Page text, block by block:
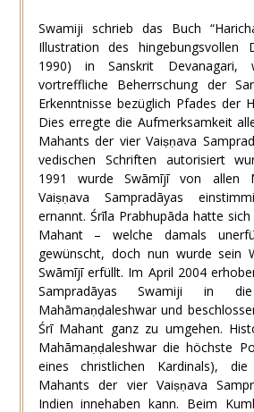
Swamiji schrieb das Buch
Illustration des hingebungsvollen
1990) in Sanskrit Devanagari,
vortreffliche Beherrschung der
Erkenntnisse bezüglich Pfades der
Dies erregte die Aufmerksamkeit
Mahants der vier Vaiṣṇava
vedischen Schriften autorisiert
1991 wurde Swāmījī von allen
Vaiṣṇava Sampradāyas
ernannt. Śrīla Prabhupāda hatte
Mahant – welche damals
gewünscht, doch nun wurde sein
Swāmījī erfüllt. Im April 2004
Sampradāyas Swamiji in
Mahāmaṇḍaleshwar und
Śrī Mahant ganz zu umgehen.
Mahāmaṇḍaleshwar die höchste
eines christlichen Kardinals),
Mahants der vier Vaiṣṇava
Indien innehaben kann. Beim